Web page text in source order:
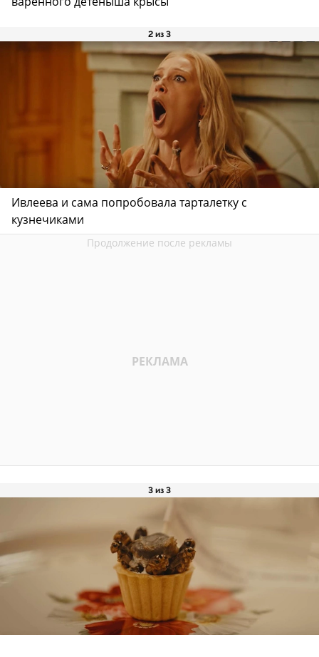
2 из 3
Ивлеева и сама попробовала тарталетку с
кузнечиками
3 из 3